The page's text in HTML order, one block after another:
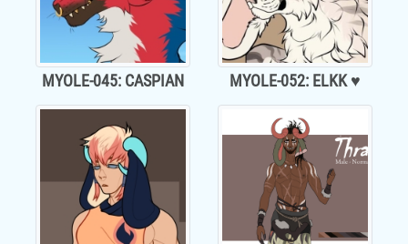
MYOLE-045: CASPIAN MYOLE-052: ELKK ♥